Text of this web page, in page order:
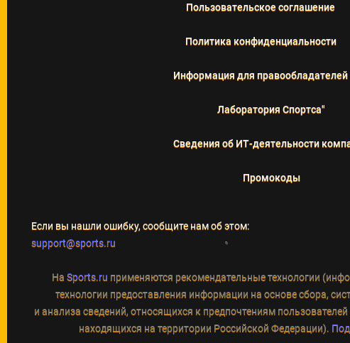
Пользовательское соглашение
Политика конфиденциальности
Информация для правообладателей
Лаборатория Спортса"
Сведения об ИТ‑деятельности
Промокоды
Если вы нашли ошибку, сообщите нам об этом:
support@sports.ru
На Sports.ru применяются рекомендательные технологии
технологии предоставления информации на основе сбора,
и анализа сведений, относящихся к предпочтениям пользователей
находящихся на территории Российской Федерации).